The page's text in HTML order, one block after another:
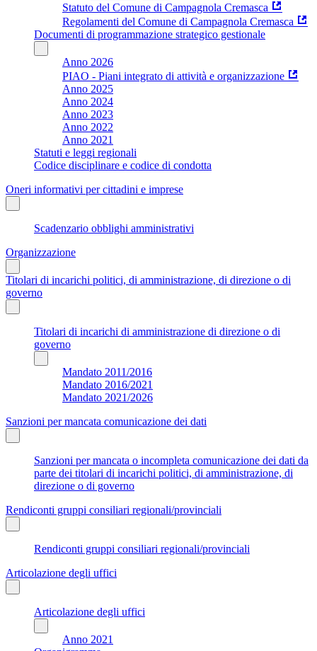
Statuto del Comune di Campagnola Cremasca
Regolamenti del Comune di Campagnola Cremasca
Documenti di programmazione strategico gestionale
Anno 2026
PIAO - Piani integrato di attività e organizzazione
Anno 2025
Anno 2024
Anno 2023
Anno 2022
Anno 2021
Statuti e leggi regionali
Codice disciplinare e codice di condotta
Oneri informativi per cittadini e imprese
Scadenzario obblighi amministrativi
Organizzazione
Titolari di incarichi politici, di amministrazione, di direzione o di
governo
Titolari di incarichi di amministrazione di direzione o di
governo
Mandato 2011/2016
Mandato 2016/2021
Mandato 2021/2026
Sanzioni per mancata comunicazione dei dati
Sanzioni per mancata o incompleta comunicazione dei dati da
parte dei titolari di incarichi politici, di amministrazione, di
direzione o di governo
Rendiconti gruppi consiliari regionali/provinciali
Rendiconti gruppi consiliari regionali/provinciali
Articolazione degli uffici
Articolazione degli uffici
Anno 2021